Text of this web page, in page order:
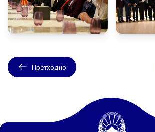
Публикации
Акредитации
Договори, резолуции и мерки
Рестриктивни мерки
Претходно